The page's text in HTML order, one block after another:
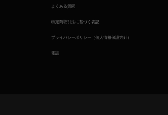
よくある質問
特定商取引法に基づく表記
プライバシーポリシー（個人情報保護方針）
電話